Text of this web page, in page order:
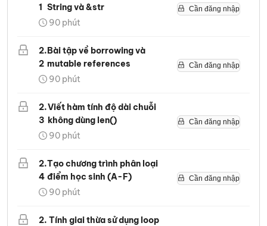
1 String và &str
90 phút
Cần đăng nhập
2.
2
Bài tập về borrowing và
mutable references
90 phút
Cần đăng nhập
2.
3
Viết hàm tính độ dài chuỗi
không dùng len()
90 phút
Cần đăng nhập
2.
4
Tạo chương trình phân loại
điểm học sinh (A-F)
90 phút
Cần đăng nhập
2. Tính giai thừa sử dụng loop